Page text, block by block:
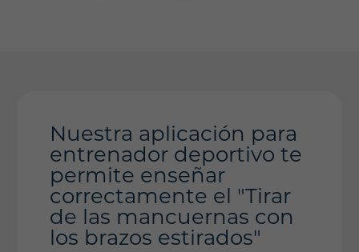
Nuestra aplicación para
entrenador deportivo te
permite enseñar
correctamente el "Tirar
de las mancuernas con
los brazos estirados"